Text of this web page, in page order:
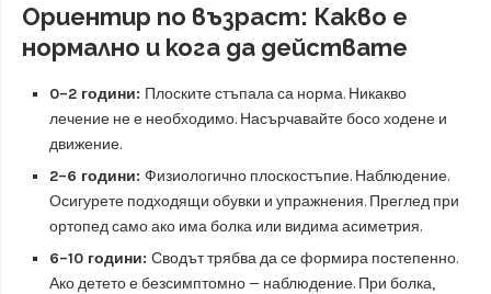
Ориентир по възраст: Какво е
нормално и кога да действате
0–2 години: Плоските стъпала са норма. Никакво
лечение не е необходимо. Насърчавайте босо ходене и
движение.
2–6 години: Физиологично плоскостъпие. Наблюдение.
Осигурете подходящи обувки и упражнения. Преглед при
ортопед само ако има болка или видима асиметрия.
6–10 години: Сводът трябва да се формира постепенно.
Ако детето е безсимптомно — наблюдение. При болка,